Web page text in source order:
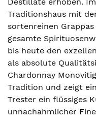
Traditionshaus mit
sortenreinen
gesamte
bis heute den
als absolute
Chardonnay
Tradition und zeigt
Trester ein flüssiges
unnachahmlicher